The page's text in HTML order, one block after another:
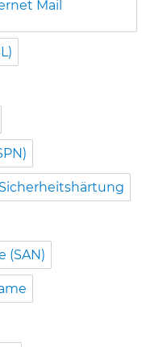
Mail
Sicherheitshärtung
(SAN)